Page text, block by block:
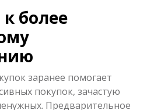
более
заранее помогает
покупок, зачастую
Предварительное